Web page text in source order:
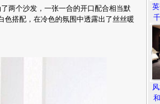
两个沙发，一张一合的开口配合相当默
色搭配，在冷色的氛围中透露出了丝丝暖